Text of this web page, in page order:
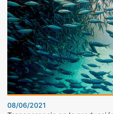
08/06/2021